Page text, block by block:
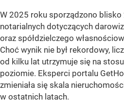
W 2025 roku sporządzono
notarialnych dotyczących
oraz spółdzielczego
Choć wynik nie był rekordowy,
od kilku lat utrzymuje się na
poziomie. Eksperci portalu
zmieniała się skala
w ostatnich latach.